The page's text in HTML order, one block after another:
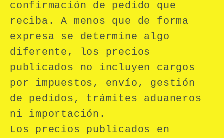
confirmación de pedido que
reciba. A menos que de forma
expresa se determine algo
diferente, los precios
publicados no incluyen cargos
por impuestos, envío, gestión
de pedidos, trámites aduaneros
ni importación.
Los precios publicados en